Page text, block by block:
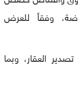
وفقاً للعرض
العقار، وبما